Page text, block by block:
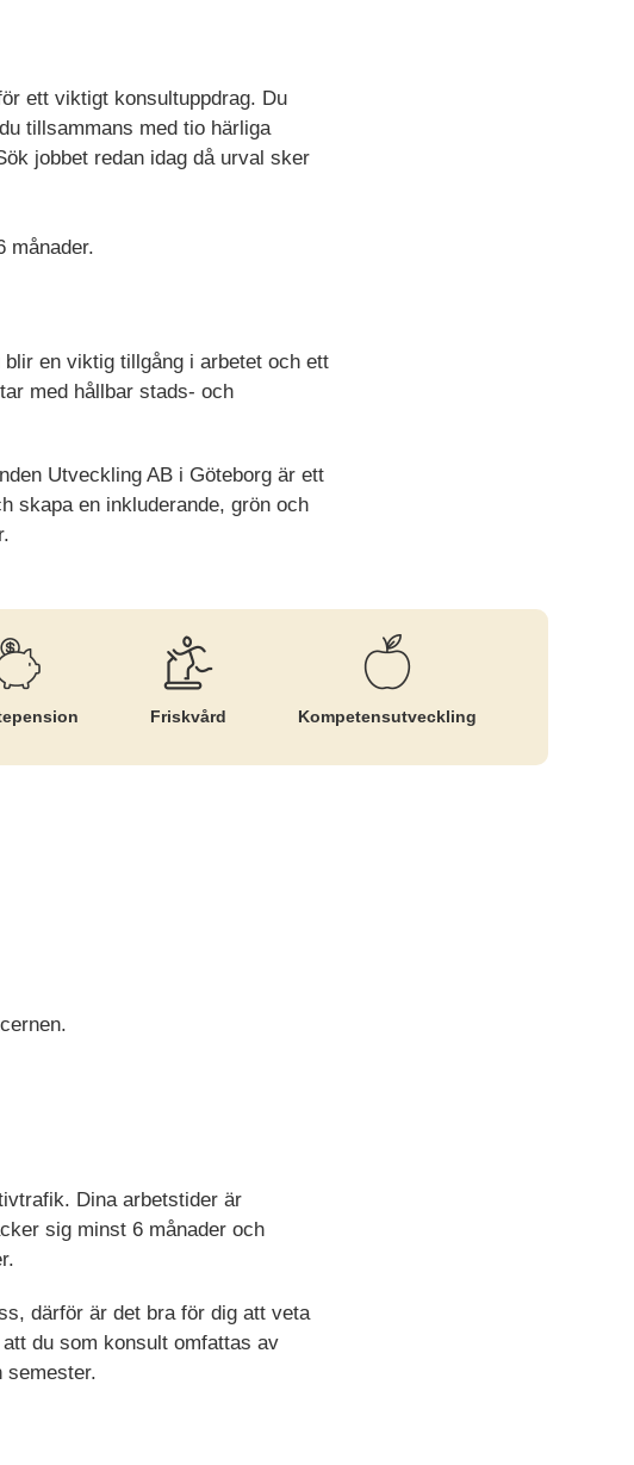
ett viktigt konsultuppdrag. Du
tillsammans med tio härliga
jobbet redan idag då urval sker
månader.
en viktig tillgång i arbetet och ett
med hållbar stads- och
Utveckling AB i Göteborg är ett
skapa en inkluderande, grön och
Friskvård Kompetens­utveckling
Dina arbetstider är
sig minst 6 månader och
därför är det bra för dig att veta
du som konsult omfattas av
semester.